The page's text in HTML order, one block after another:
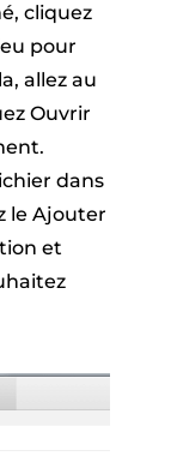
cliquez
pour
allez au
Ouvrir
dans
le Ajouter
et